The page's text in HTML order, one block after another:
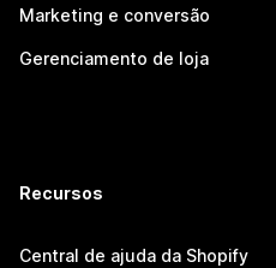
Marketing e conversão
Gerenciamento de loja
Recursos
Central de ajuda da Shopify